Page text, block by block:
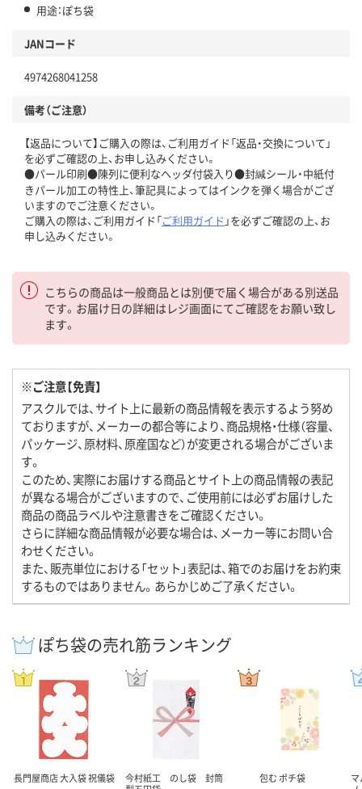
用途：ぽち袋
JANコード
4974268041258
備考（ご注意）
【返品について】ご購入の際は、ご利用ガイド「返品・交換について」
を必ずご確認の上、お申し込みください。
●パール印刷●陳列に便利なヘッダ付袋入り●封緘シール・中紙付
きパール加工の特性上、筆記具によってはインクを弾く場合がござ
いますのでご注意ください。
ご購入の際は、ご利用ガイド「ご利用ガイド 」を必ずご確認の上、お
申し込みください。
こちらの商品は一般商品とは別便で届く場合がある別送品
です。お届け日の詳細はレジ画面にてご確認をお願い致し
ます。
※ご注意【免責】
アスクルでは、サイト上に最新の商品情報を表示するよう努め
ておりますが、メーカーの都合等により、商品規格・仕様（容量、
パッケージ、原材料、原産国など）が変更される場合がございま
す。
このため、実際にお届けする商品とサイト上の商品情報の表記
が異なる場合がございますので、ご使用前には必ずお届けした
商品の商品ラベルや注意書きをご確認ください。
さらに詳細な商品情報が必要な場合は、メーカー等にお問い合
わせください。
また、販売単位における「セット」表記は、箱でのお届けをお約束
するものではありません。あらかじめご了承ください。
ぽち袋の売れ筋ランキング
長門屋商店 大入袋 祝儀袋
今村紙工 のし袋 封筒
包む ポチ袋